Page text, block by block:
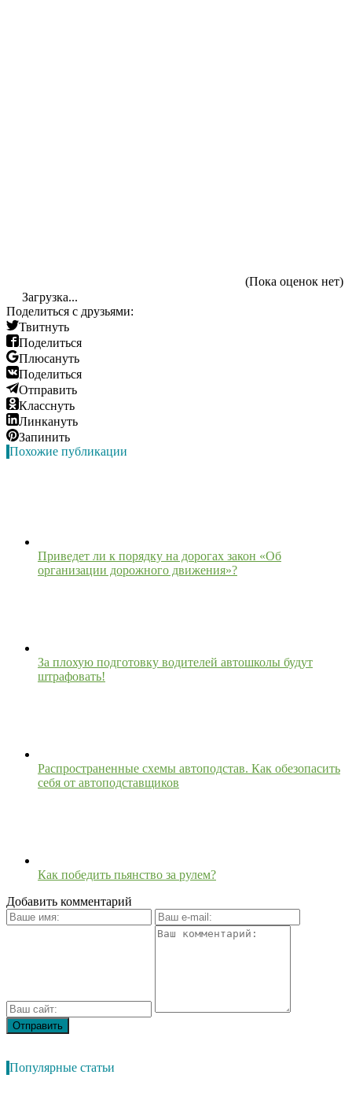
(Пока оценок нет)
Загрузка...
Поделиться с друзьями:
Твитнуть
Поделиться
Плюсануть
Поделиться
Отправить
Класснуть
Линкануть
Запинить
Похожие публикации
Приведет ли к порядку на дорогах закон «Об
организации дорожного движения»?
За плохую подготовку водителей автошколы будут
штрафовать!
Распространенные схемы автоподстав. Как обезопасить
себя от автоподставщиков
Как победить пьянство за рулем?
Добавить комментарий
Популярные статьи